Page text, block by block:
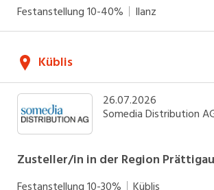
Festanstellung10-40% Ilanz
INSERAT ANSEHEN
Küblis
26.07.2026
Somedia Distribution
Zusteller/in in der Region Prättigau